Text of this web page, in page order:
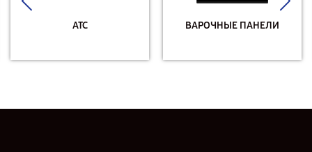
АТС ВАРОЧНЫЕ ПАНЕЛИ